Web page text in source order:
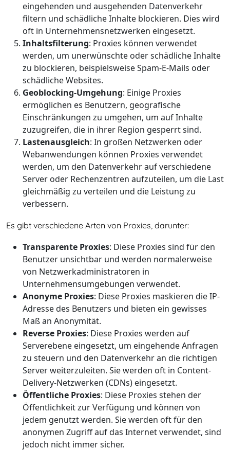
eingehenden und ausgehenden Datenverkehr
filtern und schädliche Inhalte blockieren. Dies wird
oft in Unternehmensnetzwerken eingesetzt.
Inhaltsfilterung: Proxies können verwendet
werden, um unerwünschte oder schädliche Inhalte
zu blockieren, beispielsweise Spam-E-Mails oder
schädliche Websites.
Geoblocking-Umgehung: Einige Proxies
ermöglichen es Benutzern, geografische
Einschränkungen zu umgehen, um auf Inhalte
zuzugreifen, die in ihrer Region gesperrt sind.
Lastenausgleich: In großen Netzwerken oder
Webanwendungen können Proxies verwendet
werden, um den Datenverkehr auf verschiedene
Server oder Rechenzentren aufzuteilen, um die Last
gleichmäßig zu verteilen und die Leistung zu
verbessern.
Es gibt verschiedene Arten von Proxies, darunter:
Transparente Proxies: Diese Proxies sind für den
Benutzer unsichtbar und werden normalerweise
von Netzwerkadministratoren in
Unternehmensumgebungen verwendet.
Anonyme Proxies: Diese Proxies maskieren die IP-
Adresse des Benutzers und bieten ein gewisses
Maß an Anonymität.
Reverse Proxies: Diese Proxies werden auf
Serverebene eingesetzt, um eingehende Anfragen
zu steuern und den Datenverkehr an die richtigen
Server weiterzuleiten. Sie werden oft in Content-
Delivery-Netzwerken (CDNs) eingesetzt.
Öffentliche Proxies: Diese Proxies stehen der
Öffentlichkeit zur Verfügung und können von
jedem genutzt werden. Sie werden oft für den
anonymen Zugriff auf das Internet verwendet, sind
jedoch nicht immer sicher.